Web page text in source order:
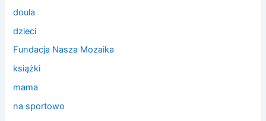
doula
dzieci
Fundacja Nasza Mozaika
książki
mama
na sportowo